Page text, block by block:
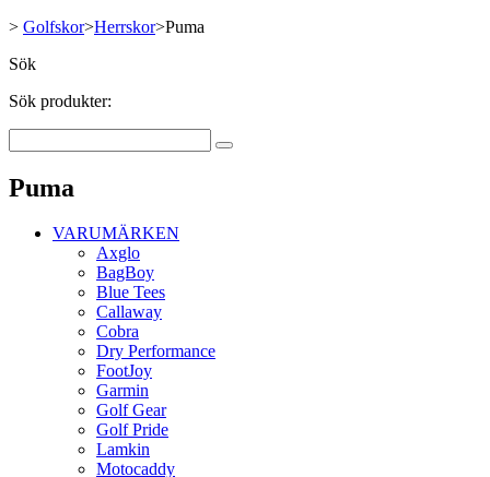
> Golfskor>Herrskor>Puma
Sök
Sök produkter:
Puma
VARUMÄRKEN
Axglo
BagBoy
Blue Tees
Callaway
Cobra
Dry Performance
FootJoy
Garmin
Golf Gear
Golf Pride
Lamkin
Motocaddy